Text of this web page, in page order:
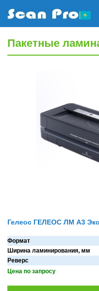
Пакетные
Гелеос ГЕЛЕОС ЛМ А3
Формат
Ширина ламинирования, мм
Реверс
Цена по запросу